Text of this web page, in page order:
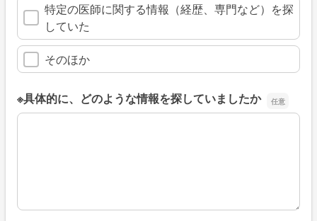
特定の医師に関する情報（経歴、専門など）を探
していた
そのほか
※具体的に、どのような情報を探していましたか
※具体的に、どのような情報を探していましたか